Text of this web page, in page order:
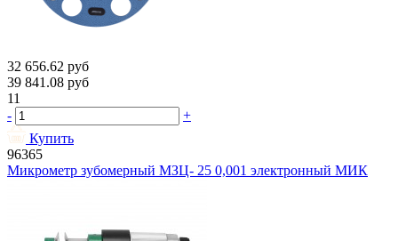
32 656.62 руб
39 841.08 руб
11
-
+
Купить
96365
Микрометр зубомерный МЗЦ- 25 0,001 электронный МИК